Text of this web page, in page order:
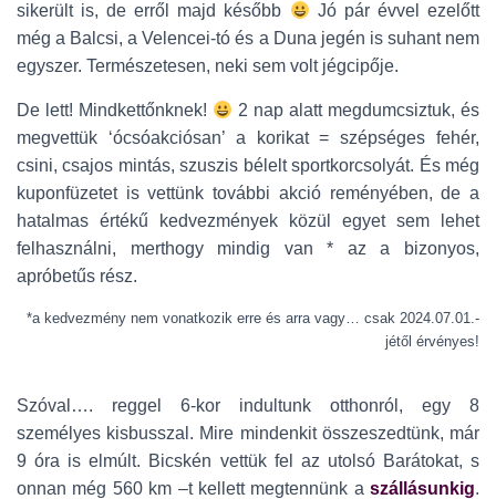
sikerült is, de erről majd később
Jó pár évvel ezelőtt
még a Balcsi, a Velencei-tó és a Duna jegén is suhant nem
egyszer. Természetesen, neki sem volt jégcipője.
De lett! Mindkettőnknek!
2 nap alatt megdumcsiztuk, és
megvettük ‘ócsóakciósan’ a korikat = szépséges fehér,
csini, csajos mintás, szuszis bélelt sportkorcsolyát. És még
kuponfüzetet is vettünk további akció reményében, de a
hatalmas értékű kedvezmények közül egyet sem lehet
felhasználni, merthogy mindig van * az a bizonyos,
apróbetűs rész.
*a kedvezmény nem vonatkozik erre és arra vagy… csak 2024.07.01.-
jétől érvényes!
Szóval…. reggel 6-kor indultunk otthonról, egy 8
személyes kisbusszal. Mire mindenkit összeszedtünk, már
9 óra is elmúlt. Bicskén vettük fel az utolsó Barátokat, s
onnan még 560 km –t kellett megtennünk a szállásunkig.